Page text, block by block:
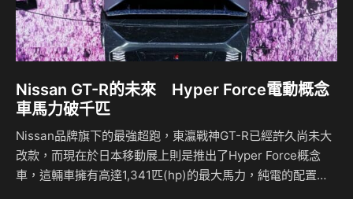
Nissan GT-R的未來 Hyper Force電動概念
車馬力破千匹
Nissan品牌旗下的最強超跑，東瀛戰神GT-R已經許久尚未大
改款，而現在於日本移動展上則是推出了Hyper Force概念
車，這輛車擁有高達1,341匹(hp)的最大馬力，純電的配置讓